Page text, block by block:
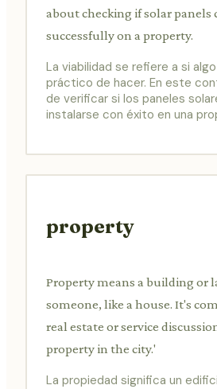
about checking if solar panels
successfully on a property.
La viabilidad se refiere a si
práctico de hacer. En este
de verificar si los paneles
instalarse con éxito en una
property
Property means a building or
someone, like a house. It's
real estate or service
property in the city.'
La propiedad significa un